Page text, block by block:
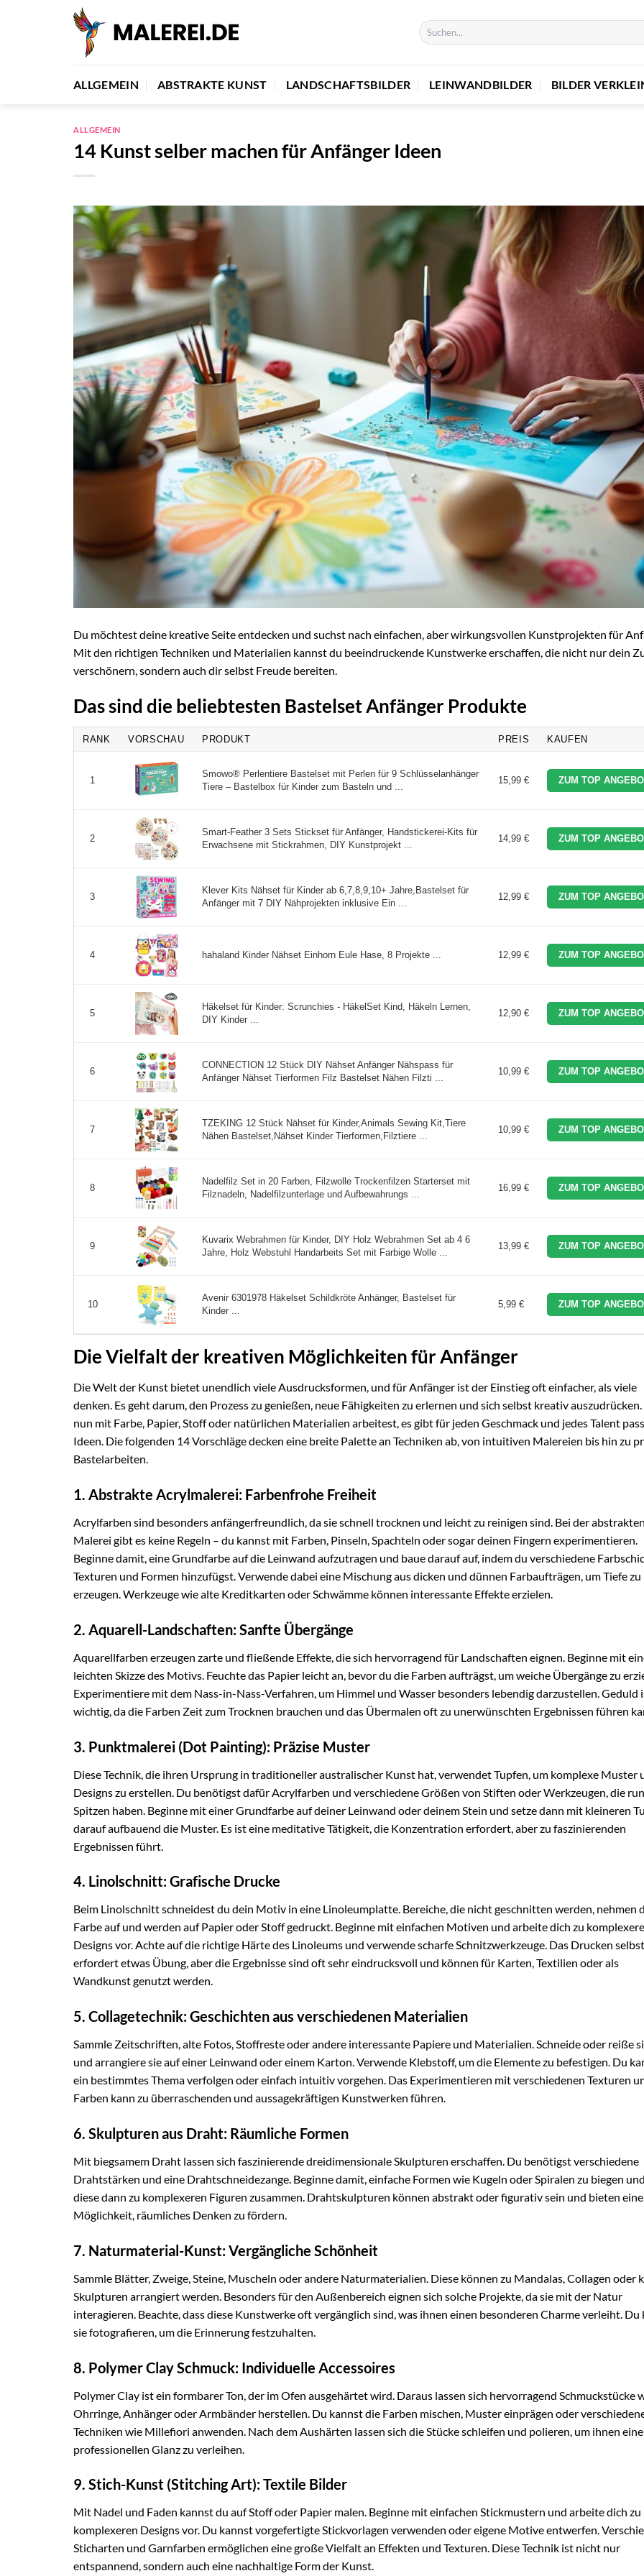
ALLGEMEIN ABSTRAKTE KUNST LANDSCHAFTSBILDER LEINWANDBILDER BILDER
ALLGEMEIN
14 Kunst selber machen für Anfänger Ideen
Du möchtest deine kreative Seite entdecken und suchst nach einfachen, aber wirkungsvollen Kunstprojekten für
Mit den richtigen Techniken und Materialien kannst du beeindruckende Kunstwerke erschaffen, die nicht nur dein
verschönern, sondern auch dir selbst Freude bereiten.
Das sind die beliebtesten Bastelset Anfänger Produkte
RANK VORSCHAU PRODUKT PREIS KAUFEN
1
Smowo® Perlentiere Bastelset mit Perlen für 9 Schlüsselanhänger
Tiere – Bastelbox für Kinder zum Basteln und ...
15,99 € ZUM TOP
2
Smart-Feather 3 Sets Stickset für Anfänger, Handstickerei-Kits für
Erwachsene mit Stickrahmen, DIY Kunstprojekt ...
14,99 € ZUM TOP
3
Klever Kits Nähset für Kinder ab 6,7,8,9,10+ Jahre,Bastelset für
Anfänger mit 7 DIY Nähprojekten inklusive Ein ...
12,99 € ZUM TOP
4 hahaland Kinder Nähset Einhorn Eule Hase, 8 Projekte ... 12,99 € ZUM TOP
5
Häkelset für Kinder: Scrunchies - HäkelSet Kind, Häkeln Lernen,
DIY Kinder ...
12,90 € ZUM TOP
6
CONNECTION 12 Stück DIY Nähset Anfänger Nähspass für
Anfänger Nähset Tierformen Filz Bastelset Nähen Filzti ...
10,99 € ZUM TOP
7
TZEKING 12 Stück Nähset für Kinder,Animals Sewing Kit,Tiere
Nähen Bastelset,Nähset Kinder Tierformen,Filztiere ...
10,99 € ZUM TOP
8
Nadelfilz Set in 20 Farben, Filzwolle Trockenfilzen Starterset mit
Filznadeln, Nadelfilzunterlage und Aufbewahrungs ...
16,99 € ZUM TOP
9
Kuvarix Webrahmen für Kinder, DIY Holz Webrahmen Set ab 4 6
Jahre, Holz Webstuhl Handarbeits Set mit Farbige Wolle ...
13,99 € ZUM TOP
10
Avenir 6301978 Häkelset Schildkröte Anhänger, Bastelset für
Kinder ...
5,99 € ZUM TOP
Die Vielfalt der kreativen Möglichkeiten für Anfänger
Die Welt der Kunst bietet unendlich viele Ausdrucksformen, und für Anfänger ist der Einstieg oft einfacher, als viele
denken. Es geht darum, den Prozess zu genießen, neue Fähigkeiten zu erlernen und sich selbst kreativ
nun mit Farbe, Papier, Stoff oder natürlichen Materialien arbeitest, es gibt für jeden Geschmack und jedes Talent
Ideen. Die folgenden 14 Vorschläge decken eine breite Palette an Techniken ab, von intuitiven Malereien bis hin zu
Bastelarbeiten.
1. Abstrakte Acrylmalerei: Farbenfrohe Freiheit
Acrylfarben sind besonders anfängerfreundlich, da sie schnell trocknen und leicht zu reinigen sind. Bei der abstrakten
Malerei gibt es keine Regeln – du kannst mit Farben, Pinseln, Spachteln oder sogar deinen Fingern experimentieren.
Beginne damit, eine Grundfarbe auf die Leinwand aufzutragen und baue darauf auf, indem du verschiedene
Texturen und Formen hinzufügst. Verwende dabei eine Mischung aus dicken und dünnen Farbaufträgen, um Tiefe zu
erzeugen. Werkzeuge wie alte Kreditkarten oder Schwämme können interessante Effekte erzielen.
2. Aquarell-Landschaften: Sanfte Übergänge
Aquarellfarben erzeugen zarte und fließende Effekte, die sich hervorragend für Landschaften eignen. Beginne mit
leichten Skizze des Motivs. Feuchte das Papier leicht an, bevor du die Farben aufträgst, um weiche Übergänge zu
Experimentiere mit dem Nass-in-Nass-Verfahren, um Himmel und Wasser besonders lebendig darzustellen. Geduld
wichtig, da die Farben Zeit zum Trocknen brauchen und das Übermalen oft zu unerwünschten Ergebnissen führen
3. Punktmalerei (Dot Painting): Präzise Muster
Diese Technik, die ihren Ursprung in traditioneller australischer Kunst hat, verwendet Tupfen, um komplexe Muster
Designs zu erstellen. Du benötigst dafür Acrylfarben und verschiedene Größen von Stiften oder Werkzeugen, die
Spitzen haben. Beginne mit einer Grundfarbe auf deiner Leinwand oder deinem Stein und setze dann mit kleineren
darauf aufbauend die Muster. Es ist eine meditative Tätigkeit, die Konzentration erfordert, aber zu faszinierenden
Ergebnissen führt.
4. Linolschnitt: Grafische Drucke
Beim Linolschnitt schneidest du dein Motiv in eine Linoleumplatte. Bereiche, die nicht geschnitten werden, nehmen
Farbe auf und werden auf Papier oder Stoff gedruckt. Beginne mit einfachen Motiven und arbeite dich zu
Designs vor. Achte auf die richtige Härte des Linoleums und verwende scharfe Schnitzwerkzeuge. Das Drucken selbst
erfordert etwas Übung, aber die Ergebnisse sind oft sehr eindrucksvoll und können für Karten, Textilien oder als
Wandkunst genutzt werden.
5. Collagetechnik: Geschichten aus verschiedenen Materialien
Sammle Zeitschriften, alte Fotos, Stoffreste oder andere interessante Papiere und Materialien. Schneide oder reiße
und arrangiere sie auf einer Leinwand oder einem Karton. Verwende Klebstoff, um die Elemente zu befestigen. Du
ein bestimmtes Thema verfolgen oder einfach intuitiv vorgehen. Das Experimentieren mit verschiedenen Texturen
Farben kann zu überraschenden und aussagekräftigen Kunstwerken führen.
6. Skulpturen aus Draht: Räumliche Formen
Mit biegsamem Draht lassen sich faszinierende dreidimensionale Skulpturen erschaffen. Du benötigst verschiedene
Drahtstärken und eine Drahtschneidezange. Beginne damit, einfache Formen wie Kugeln oder Spiralen zu biegen
diese dann zu komplexeren Figuren zusammen. Drahtskulpturen können abstrakt oder figurativ sein und bieten
Möglichkeit, räumliches Denken zu fördern.
7. Naturmaterial-Kunst: Vergängliche Schönheit
Sammle Blätter, Zweige, Steine, Muscheln oder andere Naturmaterialien. Diese können zu Mandalas, Collagen oder
Skulpturen arrangiert werden. Besonders für den Außenbereich eignen sich solche Projekte, da sie mit der Natur
interagieren. Beachte, dass diese Kunstwerke oft vergänglich sind, was ihnen einen besonderen Charme verleiht. Du
sie fotografieren, um die Erinnerung festzuhalten.
8. Polymer Clay Schmuck: Individuelle Accessoires
Polymer Clay ist ein formbarer Ton, der im Ofen ausgehärtet wird. Daraus lassen sich hervorragend Schmuckstücke
Ohrringe, Anhänger oder Armbänder herstellen. Du kannst die Farben mischen, Muster einprägen oder
Techniken wie Millefiori anwenden. Nach dem Aushärten lassen sich die Stücke schleifen und polieren, um ihnen
professionellen Glanz zu verleihen.
9. Stich-Kunst (Stitching Art): Textile Bilder
Mit Nadel und Faden kannst du auf Stoff oder Papier malen. Beginne mit einfachen Stickmustern und arbeite dich zu
komplexeren Designs vor. Du kannst vorgefertigte Stickvorlagen verwenden oder eigene Motive entwerfen.
Sticharten und Garnfarben ermöglichen eine große Vielfalt an Effekten und Texturen. Diese Technik ist nicht nur
entspannend, sondern auch eine nachhaltige Form der Kunst.